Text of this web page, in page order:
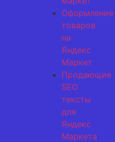
Оформление
товаров
на
Яндекс
Маркет
Продающие
SEO
тексты
для
Яндекс
Маркета